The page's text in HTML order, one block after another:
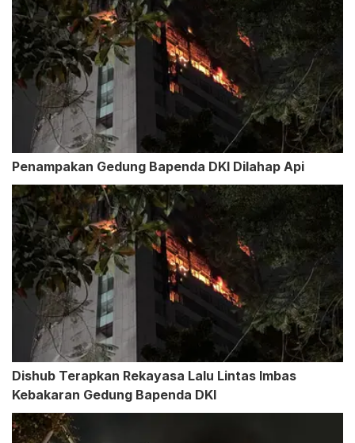
Penampakan Gedung Bapenda DKI Dilahap Api
Dishub Terapkan Rekayasa Lalu Lintas Imbas
Kebakaran Gedung Bapenda DKI